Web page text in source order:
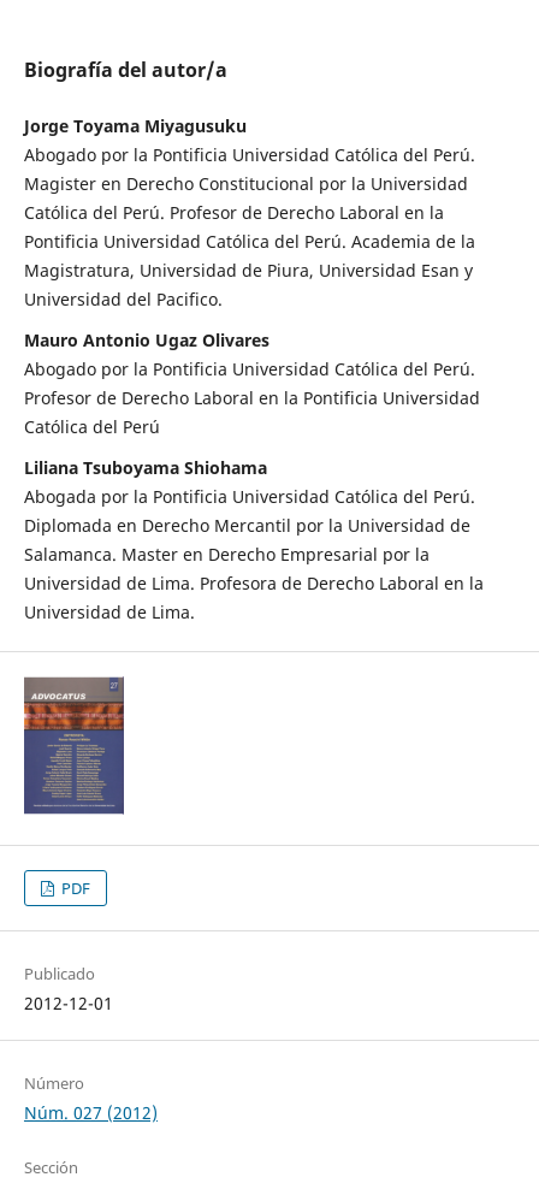
Biografía del autor/a
Jorge Toyama Miyagusuku
Abogado por la Pontificia Universidad Católica del Perú.
Magister en Derecho Constitucional por la Universidad
Católica del Perú. Profesor de Derecho Laboral en la
Pontificia Universidad Católica del Perú. Academia de la
Magistratura, Universidad de Piura, Universidad Esan y
Universidad del Pacifico.
Mauro Antonio Ugaz Olivares
Abogado por la Pontificia Universidad Católica del Perú.
Profesor de Derecho Laboral en la Pontificia Universidad
Católica del Perú
Liliana Tsuboyama Shiohama
Abogada por la Pontificia Universidad Católica del Perú.
Diplomada en Derecho Mercantil por la Universidad de
Salamanca. Master en Derecho Empresarial por la
Universidad de Lima. Profesora de Derecho Laboral en la
Universidad de Lima.
PDF
Publicado
2012-12-01
Número
Núm. 027 (2012)
Sección